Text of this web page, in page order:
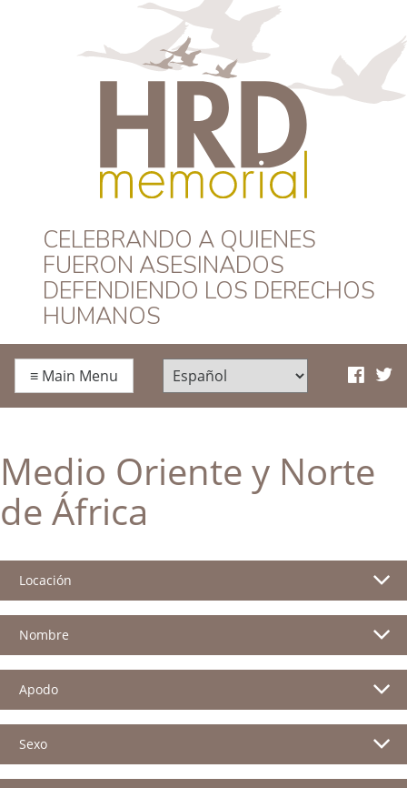
HRD Memorial –
Español
CELEBRANDO A QUIENES
FUERON ASESINADOS
DEFENDIENDO LOS DERECHOS
HUMANOS
≡ Main Menu
Medio Oriente y Norte
de África
Locación
Nombre
Apodo
Sexo